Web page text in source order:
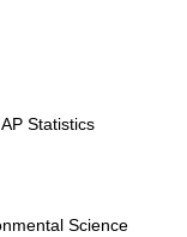
AP Statistics
Science